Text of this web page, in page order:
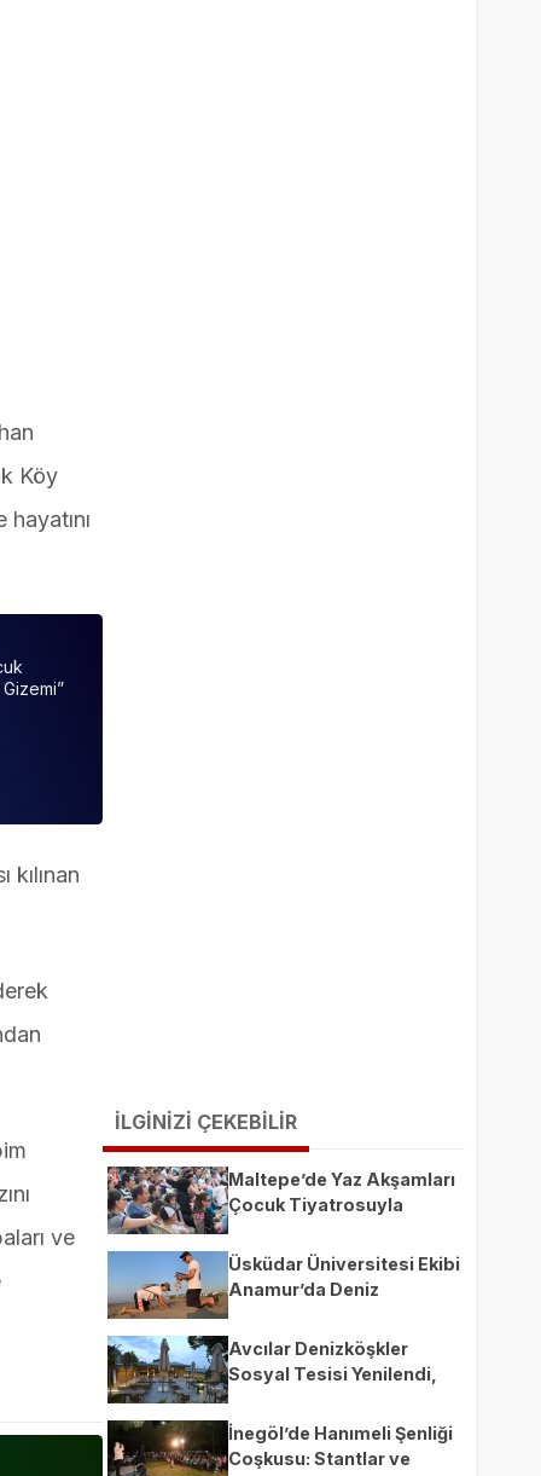
Köy
ve
İLGİNİZİ ÇEKEBİLİR
Maltepe’de Yaz Akşamları
Çocuk Tiyatrosuyla
Üsküdar Üniversitesi Ekibi
Anamur’da Deniz
Sahada
Avcılar Denizköşkler
Sosyal Tesisi Yenilendi,
İnegöl’de Hanımeli Şenliği
Coşkusu: Stantlar ve